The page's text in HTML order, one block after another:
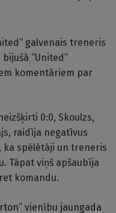
galvenais treneris
“United”
komentāriem par
0:0, Skoulzs,
raidīja negatīvus
ka spēlētāji un treneris
Tāpat viņš apšaubīja
komandu.
vienību jaungada